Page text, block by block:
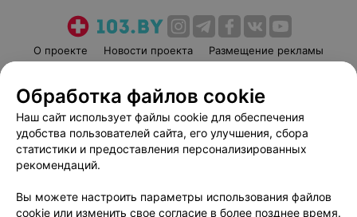
О проекте Новости проекта
Размещение рекламы
Пользовательское соглашение
Способы оплаты
Вакансии
Партнеры
Написать руководителю 103.by
Обработка персональных данных
Обработка файлов cookie
Наш сайт использует файлы cookie для обеспечения
удобства пользователей сайта, его улучшения, сбора
статистики и предоставления персонализированных
рекомендаций.
Вы можете настроить параметры использования файлов
cookie или изменить свое согласие в более позднее время.